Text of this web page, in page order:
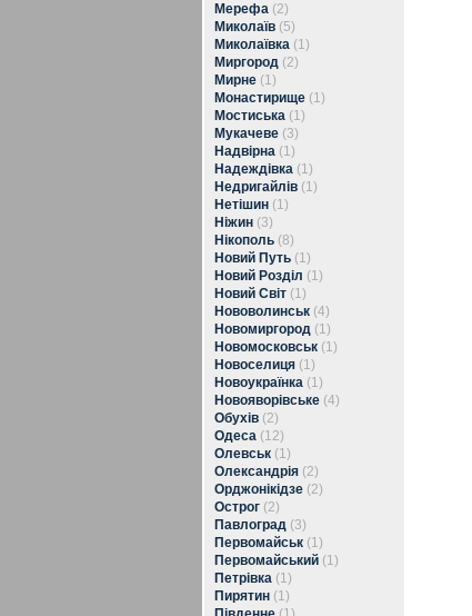
Мерефа (2)
Миколаїв (5)
Миколаївка (1)
Миргород (2)
Мирне (1)
Монастирище (1)
Мостиська (1)
Мукачеве (3)
Надвірна (1)
Надеждівка (1)
Недригайлів (1)
Нетішин (1)
Ніжин (3)
Нікополь (8)
Новий Путь (1)
Новий Розділ (1)
Новий Світ (1)
Нововолинськ (4)
Новомиргород (1)
Новомосковськ (1)
Новоселиця (1)
Новоукраїнка (1)
Новояворівське (4)
Обухів (2)
Одеса (12)
Олевськ (1)
Олександрія (2)
Орджонікідзе (2)
Острог (2)
Павлоград (3)
Первомайськ (1)
Первомайський (1)
Петрівка (1)
Пирятин (1)